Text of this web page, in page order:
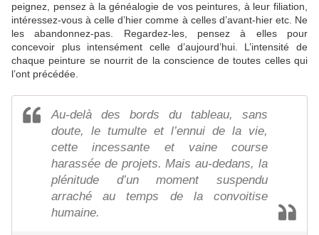
peignez, pensez à la généalogie de vos peintures, à leur filiation,
intéressez-vous à celle d’hier comme à celles d’avant-hier etc. Ne
les abandonnez-pas. Regardez-les, pensez à elles pour
concevoir plus intensément celle d’aujourd’hui. L’intensité de
chaque peinture se nourrit de la conscience de toutes celles qui
l’ont précédée.
Au-delà des bords du tableau, sans
doute, le tumulte et l’ennui de la vie,
cette incessante et vaine course
harassée de projets. Mais au-dedans, la
plénitude d’un moment suspendu
arraché au temps de la convoitise
humaine.